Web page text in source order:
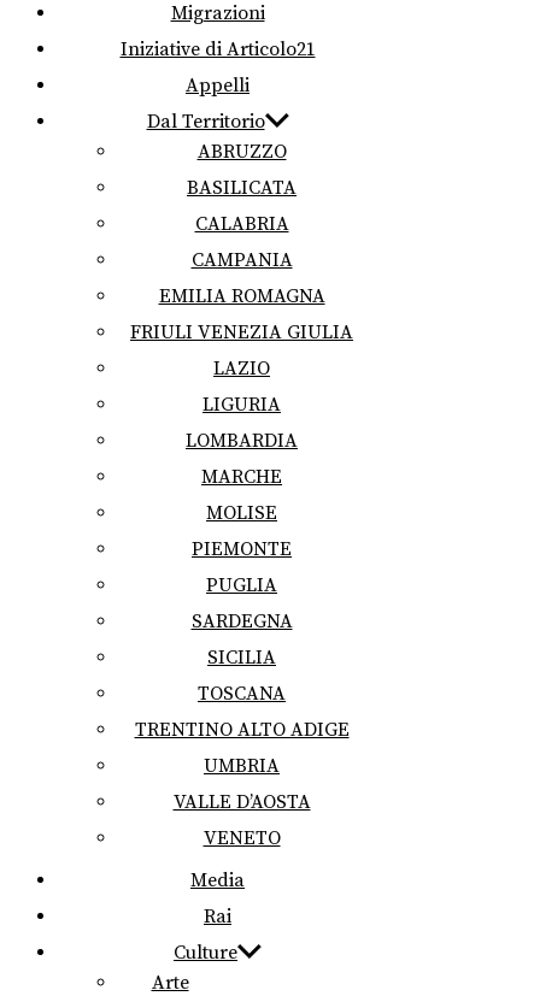
Migrazioni
Iniziative di Articolo21
Appelli
Dal Territorio
ABRUZZO
BASILICATA
CALABRIA
CAMPANIA
EMILIA ROMAGNA
FRIULI VENEZIA GIULIA
LAZIO
LIGURIA
LOMBARDIA
MARCHE
MOLISE
PIEMONTE
PUGLIA
SARDEGNA
SICILIA
TOSCANA
TRENTINO ALTO ADIGE
UMBRIA
VALLE D’AOSTA
VENETO
Media
Rai
Culture
Arte